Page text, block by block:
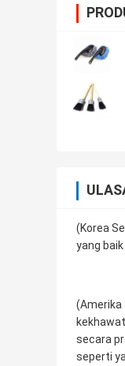
(Korea
yang baik
(Amerika
secara
seperti